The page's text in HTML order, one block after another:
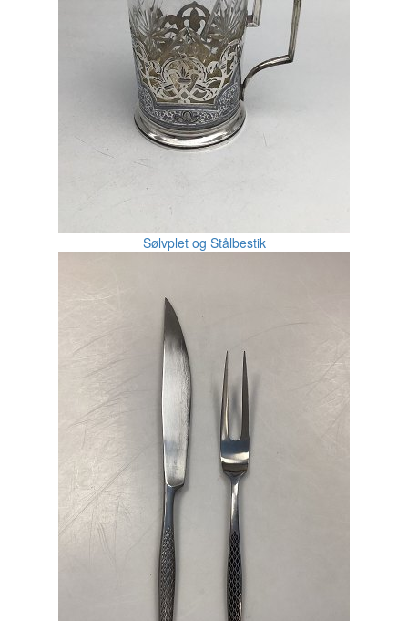
Sølvplet og Stålbestik